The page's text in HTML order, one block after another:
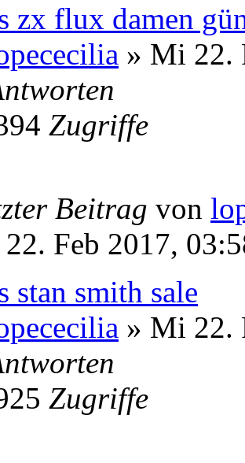
zx flux damen
» Mi 22.
Zugriffe
Beitrag von
Feb 2017,
stan smith sale
» Mi 22.
Zugriffe